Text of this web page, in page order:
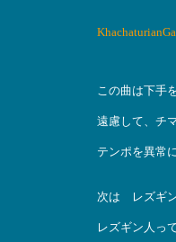
この曲は下手
遠慮して、チ
テンポを異常
次は レズギン
レズギン人っ